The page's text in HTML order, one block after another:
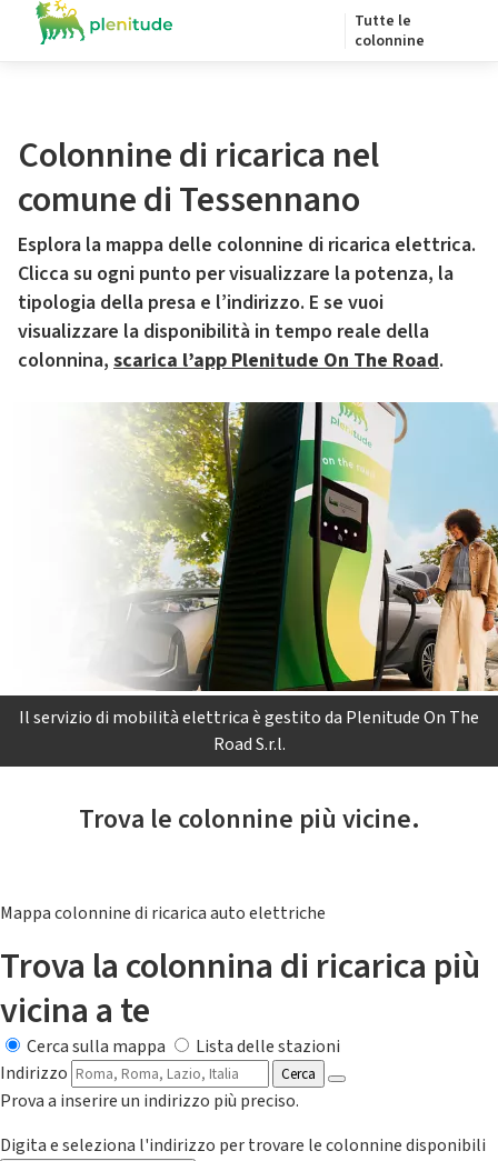
Tutte le
colonnine
Colonnine di ricarica nel
comune di Tessennano
Esplora la mappa delle colonnine di ricarica elettrica.
Clicca su ogni punto per visualizzare la potenza, la
tipologia della presa e l’indirizzo. E se vuoi
visualizzare la disponibilità in tempo reale della
colonnina, scarica l’app Plenitude On The Road.
Il servizio di mobilità elettrica è gestito da Plenitude On The
Road S.r.l.
Trova le colonnine più vicine.
Mappa colonnine di ricarica auto elettriche
Trova la colonnina di ricarica più
vicina a te
Cerca sulla mappa
Lista delle stazioni
Indirizzo
Cerca
Prova a inserire un indirizzo più preciso.
Digita e seleziona l'indirizzo per trovare le colonnine disponibili